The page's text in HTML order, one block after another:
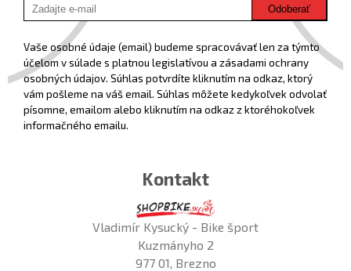
Odoberať
Vaše osobné údaje (email) budeme spracovávať len za týmto
účelom v súlade s platnou legislatívou a zásadami ochrany
osobných údajov. Súhlas potvrdíte kliknutím na odkaz, ktorý
vám pošleme na váš email. Súhlas môžete kedykoľvek odvolať
písomne, emailom alebo kliknutím na odkaz z ktoréhokoľvek
informačného emailu.
Kontakt
Vladimír Kysucký - Bike šport
Kuzmányho 2
977 01, Brezno